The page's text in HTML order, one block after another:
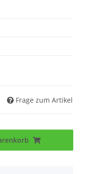
Frage zum Artikel